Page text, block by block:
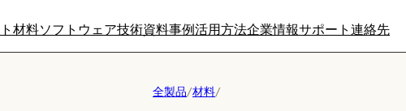
材料ソフトウェア技術資料事例活用方法企業情報サポート 連絡先
全製品/材料/